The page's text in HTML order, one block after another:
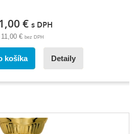
€ s DPH
11,00 € bez DPH
košíka Detaily